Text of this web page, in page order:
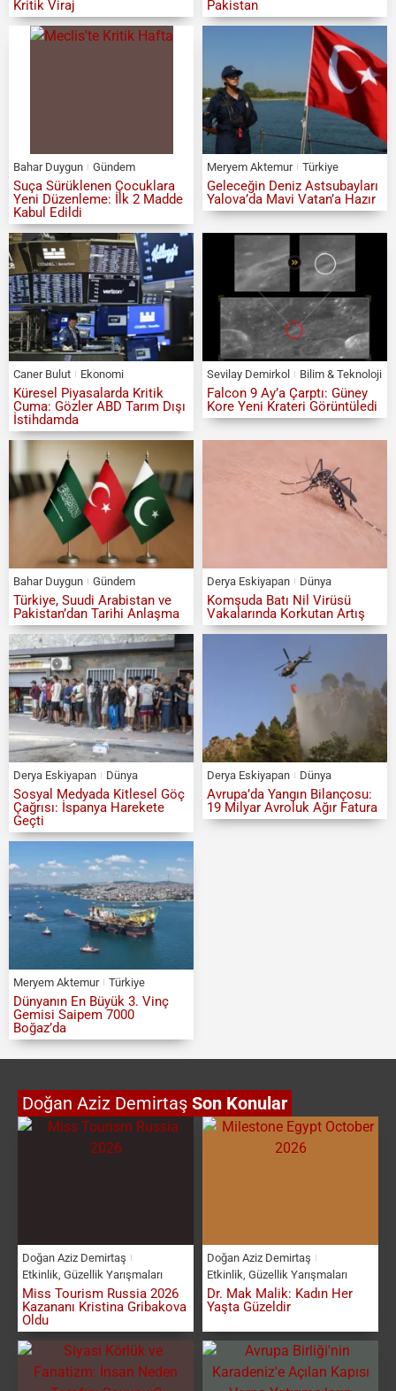
Kritik Viraj
Pakistan
Bahar Duygun Gündem
Suça Sürüklenen Çocuklara
Yeni Düzenleme: İlk 2 Madde
Kabul Edildi
Meryem Aktemur Türkiye
Geleceğin Deniz Astsubayları
Yalova’da Mavi Vatan’a Hazır
Caner Bulut Ekonomi
Küresel Piyasalarda Kritik
Cuma: Gözler ABD Tarım Dışı
İstihdamda
Sevilay Demirkol Bilim & Teknoloji
Falcon 9 Ay’a Çarptı: Güney
Kore Yeni Krateri Görüntüledi
Bahar Duygun Gündem
Türkiye, Suudi Arabistan ve
Pakistan’dan Tarihi Anlaşma
Derya Eskiyapan Dünya
Komşuda Batı Nil Virüsü
Vakalarında Korkutan Artış
Derya Eskiyapan Dünya
Sosyal Medyada Kitlesel Göç
Çağrısı: İspanya Harekete
Geçti
Derya Eskiyapan Dünya
Avrupa’da Yangın Bilançosu:
19 Milyar Avroluk Ağır Fatura
Meryem Aktemur Türkiye
Dünyanın En Büyük 3. Vinç
Gemisi Saipem 7000
Boğaz’da
Doğan Aziz Demirtaş Son Konular
Doğan Aziz Demirtaş
Etkinlik, Güzellik Yarışmaları
Miss Tourism Russia 2026
Kazananı Kristina Gribakova
Oldu
Doğan Aziz Demirtaş
Etkinlik, Güzellik Yarışmaları
Dr. Mak Malik: Kadın Her
Yaşta Güzeldir